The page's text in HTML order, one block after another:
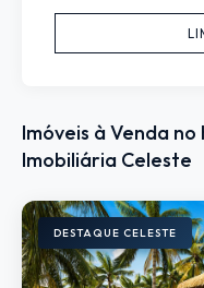
Imóveis à Venda no
Imobiliária Celeste
DESTAQUE CELESTE